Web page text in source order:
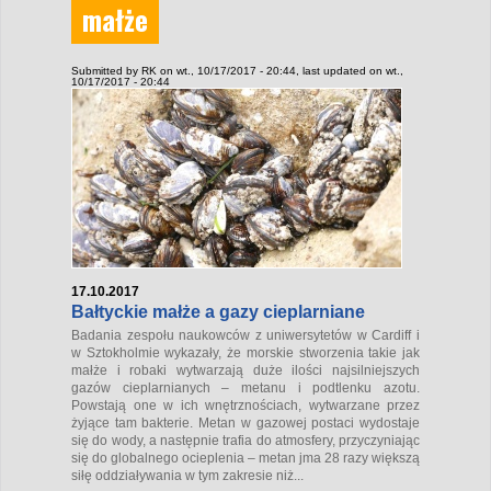
małże
Submitted by RK on wt., 10/17/2017 - 20:44 , last updated on wt.,
10/17/2017 - 20:44
17.10.2017
Bałtyckie małże a gazy cieplarniane
Badania zespołu naukowców z uniwersytetów w Cardiff i
w Sztokholmie wykazały, że morskie stworzenia takie jak
małże i robaki wytwarzają duże ilości najsilniejszych
gazów cieplarnianych – metanu i podtlenku azotu.
Powstają one w ich wnętrznościach, wytwarzane przez
żyjące tam bakterie. Metan w gazowej postaci wydostaje
się do wody, a następnie trafia do atmosfery, przyczyniając
się do globalnego ocieplenia – metan jma 28 razy większą
siłę oddziaływania w tym zakresie niż...